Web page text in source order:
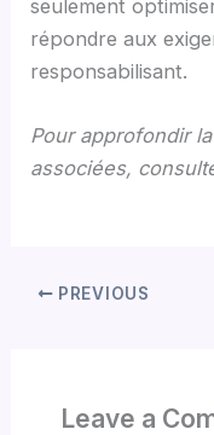
seulement
répondre aux
responsabilisant.
Pour approfondir
associées,
PREVIOUS
Leave a